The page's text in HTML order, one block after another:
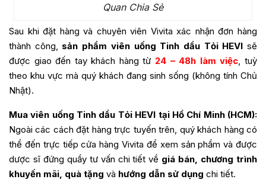
Quan Chia Sẻ
Sau khi đặt hàng và chuyên viên Vivita xác nhận đơn hàng
thành công, sản phẩm viên uống Tinh dầu Tỏi HEVI sẽ
được giao đến tay khách hàng từ 24 – 48h làm việc , tuỳ
theo khu vực mà quý khách đang sinh sống (không tính Chủ
Nhật).
Mua viên uống Tinh dầu Tỏi HEVI tại Hồ Chí Minh (HCM):
Ngoài các cách đặt hàng trực tuyến trên, quý khách hàng có
thể đến trực tiếp cửa hàng Vivita để xem sản phẩm và được
dược sĩ đứng quầy tư vấn chi tiết về giá bán, chương trình
khuyến mãi, quà tặng và hướng dẫn sử dụng chi tiết.